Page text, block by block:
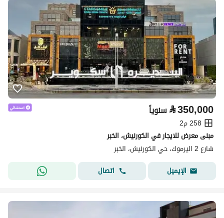
⃁350,000 سنوياً
258 م2
مبنى معرض للايجار في الكورنيش، الخبر
شارع 2 اليرموك، حي الكورنيش، الخبر
الإيميل
اتصال